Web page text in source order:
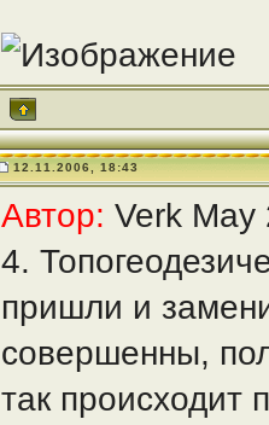
12.11.2006, 18:43
Автор: Verk May
4.
пришли и
совершенны,
так происходит